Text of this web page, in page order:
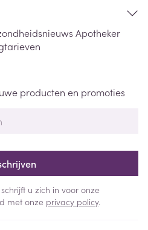
Apotheker
producten en promoties
u zich in voor onze
met onze privacy policy.